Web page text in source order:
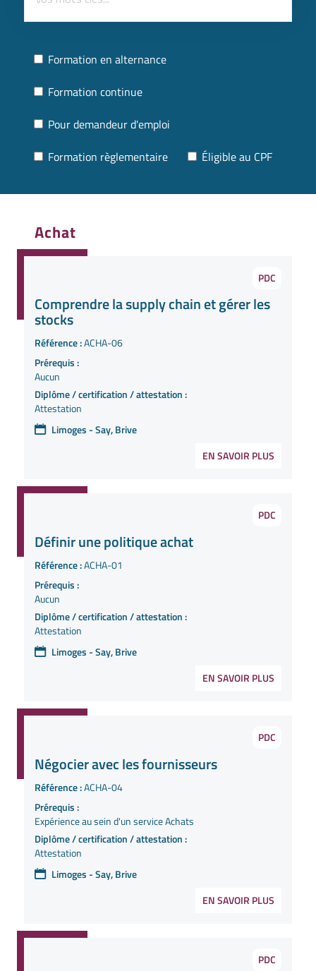
Formation en alternance
Formation continue
Pour demandeur d'emploi
Formation règlementaire
Éligible au CPF
Achat
PDC
Comprendre la supply chain et gérer les
stocks
Référence :ACHA-06
Prérequis :
Aucun
Diplôme / certification / attestation :
Attestation
Limoges - Say, Brive
EN SAVOIR PLUS
PDC
Définir une politique achat
Référence :ACHA-01
Prérequis :
Aucun
Diplôme / certification / attestation :
Attestation
Limoges - Say, Brive
EN SAVOIR PLUS
PDC
Négocier avec les fournisseurs
Référence :ACHA-04
Prérequis :
Expérience au sein d'un service Achats
Diplôme / certification / attestation :
Attestation
Limoges - Say, Brive
EN SAVOIR PLUS
PDC